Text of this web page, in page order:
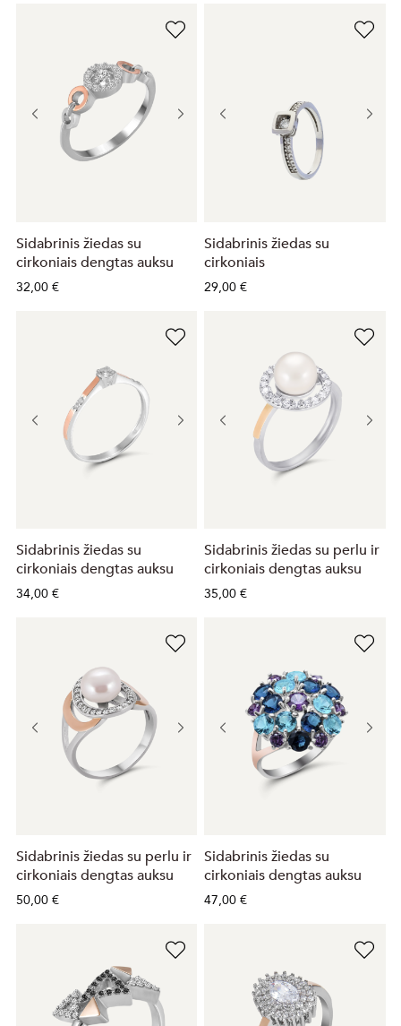
Sidabrinis žiedas su
cirkoniais dengtas auksu
32,00 €
Sidabrinis žiedas su
cirkoniais
29,00 €
Sidabrinis žiedas su
cirkoniais dengtas auksu
34,00 €
Sidabrinis žiedas su perlu ir
cirkoniais dengtas auksu
35,00 €
Sidabrinis žiedas su perlu ir
cirkoniais dengtas auksu
50,00 €
Sidabrinis žiedas su
cirkoniais dengtas auksu
47,00 €